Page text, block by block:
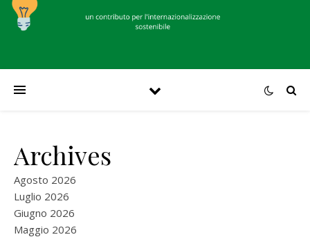
Archives
Agosto 2026
Luglio 2026
Giugno 2026
Maggio 2026